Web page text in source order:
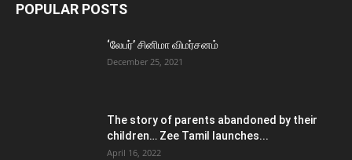
POPULAR POSTS
‘லேபர்’ சினிமா விமர்சனம்
December 25, 2021
The story of parents abandoned by their
children… Zee Tamil launches...
April 16, 2022